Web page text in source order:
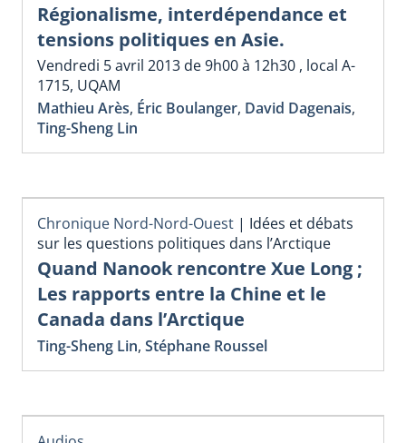
Régionalisme, interdépendance et
tensions politiques en Asie.
Vendredi 5 avril 2013 de 9h00 à 12h30 , local A-
1715, UQAM
Mathieu Arès, Éric Boulanger, David Dagenais,
Ting-Sheng Lin
Chronique Nord-Nord-Ouest | Idées et débats
sur les questions politiques dans l’Arctique
Quand Nanook rencontre Xue Long ;
Les rapports entre la Chine et le
Canada dans l’Arctique
Ting-Sheng Lin, Stéphane Roussel